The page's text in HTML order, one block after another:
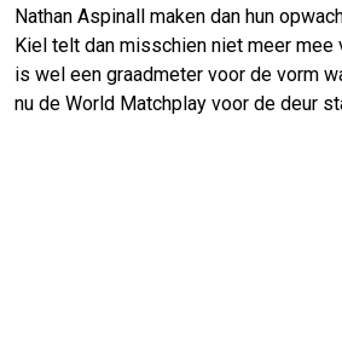
Nathan Aspinall maken dan hun
Kiel telt dan misschien niet meer mee
is wel een graadmeter voor de vorm
nu de World Matchplay voor de deur